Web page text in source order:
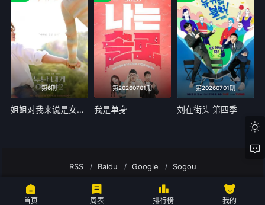
第6期
姐姐对我来说是女人2
第20260701期
我是单身
第20260701期
刘在街头 第四季
首页 周表 排行榜 我的
RSS Baidu Google Sogou
享站点所提供的公开引用资源，未提供资源上传、存储服务